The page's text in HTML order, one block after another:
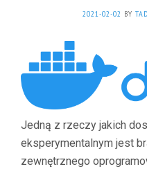
2021-02-02 BY
Jedną z rzeczy jakich
eksperymentalnym jest
zewnętrznego